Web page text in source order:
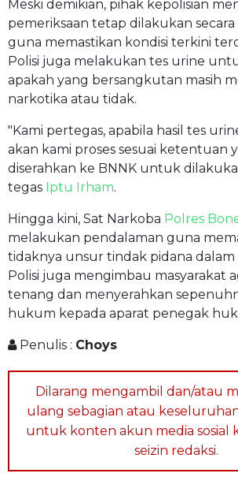
Meski demikian, pihak kepolisian
pemeriksaan tetap dilakukan
guna memastikan kondisi terkini
Polisi juga melakukan tes urine
apakah yang bersangkutan masih
narkotika atau tidak.
"Kami pertegas, apabila hasil tes
akan kami proses sesuai ketentuan
diserahkan ke BNNK untuk
tegas Iptu Irham.
Hingga kini, Sat Narkoba Polres
melakukan pendalaman guna
tidaknya unsur tindak pidana dalam
Polisi juga mengimbau masyarakat
tenang dan menyerahkan
hukum kepada aparat penegak
Penulis : Choys
Dilarang mengambil dan/atau
ulang sebagian atau
untuk konten akun media sosial
seizin redaksi.